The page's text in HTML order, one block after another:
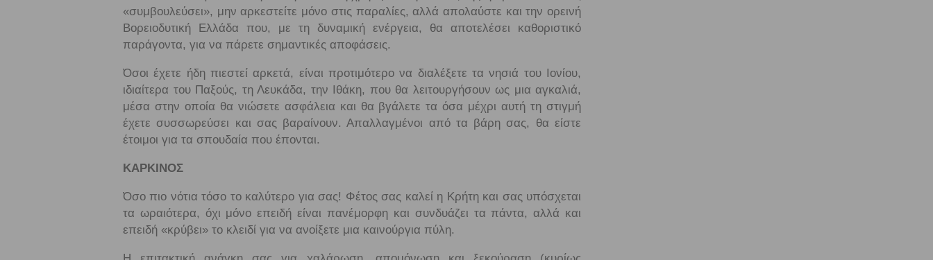
«συμβουλεύσει», μην αρκεστείτε μόνο στις παραλίες, αλλά απολαύστε και την ορεινή
Βορειοδυτική Ελλάδα που, με τη δυναμική ενέργεια, θα αποτελέσει καθοριστικό
παράγοντα, για να πάρετε σημαντικές αποφάσεις.
Όσοι έχετε ήδη πιεστεί αρκετά, είναι προτιμότερο να διαλέξετε τα νησιά του Ιονίου,
ιδιαίτερα του Παξούς, τη Λευκάδα, την Ιθάκη, που θα λειτουργήσουν ως μια αγκαλιά,
μέσα στην οποία θα νιώσετε ασφάλεια και θα βγάλετε τα όσα μέχρι αυτή τη στιγμή
έχετε συσσωρεύσει και σας βαραίνουν. Απαλλαγμένοι από τα βάρη σας, θα είστε
έτοιμοι για τα σπουδαία που έπονται.
ΚΑΡΚΙΝΟΣ
Όσο πιο νότια τόσο το καλύτερο για σας! Φέτος σας καλεί η Κρήτη και σας υπόσχεται
τα ωραιότερα, όχι μόνο επειδή είναι πανέμορφη και συνδυάζει τα πάντα, αλλά και
επειδή «κρύβει» το κλειδί για να ανοίξετε μια καινούργια πύλη.